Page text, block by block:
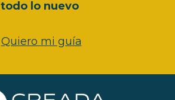
todo lo nuevo
Quiero mi guía